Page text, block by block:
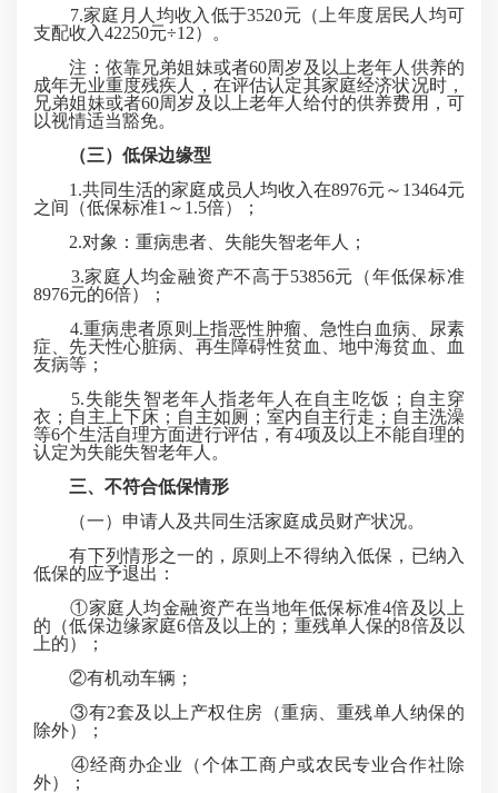
7.家庭月人均收入低于3520元（上年度居民人均可
支配收入42250元÷12）。
注：依靠兄弟姐妹或者60周岁及以上老年人供养的
成年无业重度残疾人，在评估认定其家庭经济状况时，
兄弟姐妹或者60周岁及以上老年人给付的供养费用，可
以视情适当豁免。
（三） 低保边缘型
1.共同生活的家庭成员人均收入在8976元～13464元
之间（低保标准1～1.5倍）；
2.对象：重病患者、失能失智老年人；
3.家庭人均金融资产不高于53856元（年低保标准
8976元的6倍）；
4.重病患者原则上指恶性肿瘤、急性白血病、尿素
症、先天性心脏病、再生障碍性贫血、地中海贫血、血
友病等；
5.失能失智老年人指老年人在自主吃饭；自主穿
衣；自主上下床；自主如厕；室内自主行走；自主洗澡
等6个生活自理方面进行评估，有4项及以上不能自理的
认定为失能失智老年人。
三、 不符合低保情形
（一）申请人及共同生活家庭成员财产状况。
有下列情形之一的，原则上不得纳入低保，已纳入
低保的应予退出：
①家庭人均金融资产在当地年低保标准4倍及以上
的（低保边缘家庭6倍及以上的；重残单人保的8倍及以
上的）；
②有机动车辆；
③有2套及以上产权住房（重病、重残单人纳保的
除外）；
④经商办企业（个体工商户或农民专业合作社除
外）；